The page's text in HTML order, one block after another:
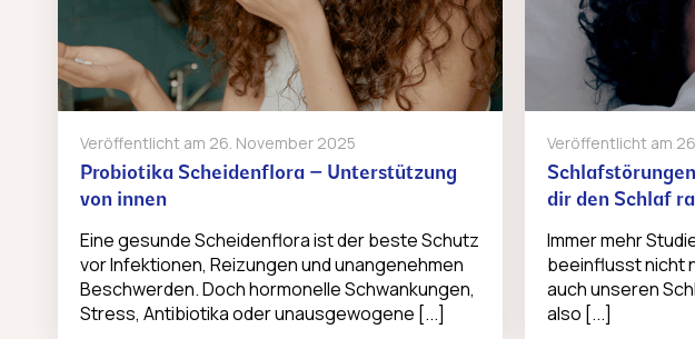
Veröffentlicht am 26. November 2025
Probiotika Scheidenflora – Unterstützung
von innen
Eine gesunde Scheidenflora ist der beste Schutz
vor Infektionen, Reizungen und unangenehmen
Beschwerden. Doch hormonelle Schwankungen,
Stress, Antibiotika oder unausgewogene [...]
Veröffentlicht am
dir den Schlaf
Immer mehr
beeinflusst nicht
auch unseren
also [...]